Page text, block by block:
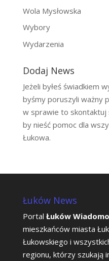
Wola Mysłowska
Wybory
Wydarzenia
Dodaj News
Jeżeli byłeś świadkiem
byśmy poruszyli ważny
w sprawie to skontaktuj
by nieść pomoc dla
Łukowa.
Łuków News
Portal Łuków
mieszkańców miasta
Łukowskiego i
regionu, którzy szukają